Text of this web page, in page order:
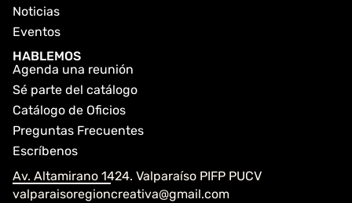
Noticias
Eventos
HABLEMOS
Agenda una reunión
Sé parte del catálogo
Catálogo de Oficios
Preguntas Frecuentes
Escríbenos
Av. Altamirano 1424. Valparaíso PIFP PUCV
valparaisoregioncreativa@gmail.com